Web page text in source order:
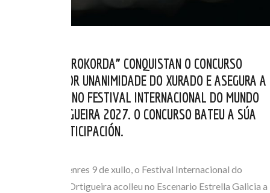
OS BELGAS “AÉROKORDA” CONQUISTAN O CONCURSO
RUNAS 2026 POR UNANIMIDADE DO XURADO E ASEGURA A
SÚA PRESENZA NO FESTIVAL INTERNACIONAL DO MUNDO
CELTA DE ORTIGUEIRA 2027. O CONCURSO BATEU A SÚA
MARCA DE PARTICIPACIÓN.
Na xornada do venres 9 de xullo, o Festival Internacional do
Mundo Celta de Ortigueira acolleu no Escenario Estrella Galicia a